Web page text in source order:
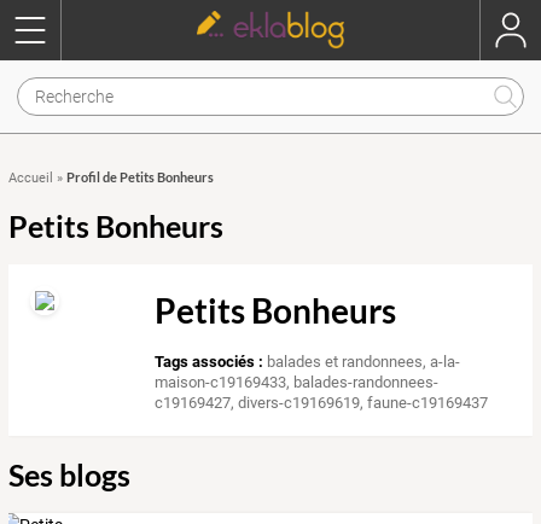
Accueil » Profil de Petits Bonheurs
Petits Bonheurs
Petits Bonheurs
Tags associés : balades et randonnees,a-la-
maison-c19169433, balades-randonnees-
c19169427,divers-c19169619,faune-c19169437
Ses blogs